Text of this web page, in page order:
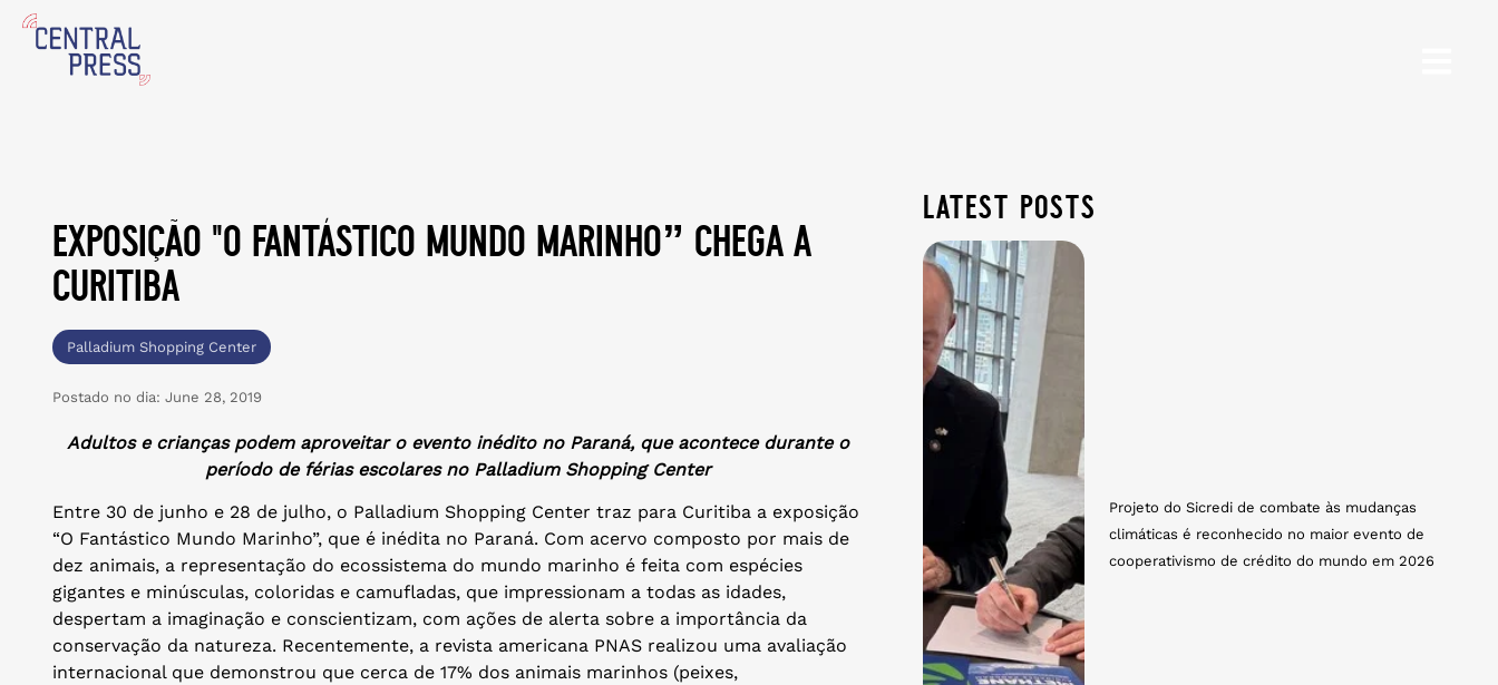
exposição “o fantástico mundo marinho” chega a
curitiba
Palladium Shopping Center
Postado no dia: June 28, 2019
Adultos e crianças podem aproveitar o evento inédito no Paraná, que acontece durante o
período de férias escolares no Palladium Shopping Center
Entre 30 de junho e 28 de julho, o Palladium Shopping Center traz para Curitiba a exposição
“O Fantástico Mundo Marinho”, que é inédita no Paraná. Com acervo composto por mais de
dez animais, a representação do ecossistema do mundo marinho é feita com espécies
gigantes e minúsculas, coloridas e camufladas, que impressionam a todas as idades,
despertam a imaginação e conscientizam, com ações de alerta sobre a importância da
conservação da natureza. Recentemente, a revista americana PNAS realizou uma avaliação
internacional que demonstrou que cerca de 17% dos animais marinhos (peixes,
latest posts
Projeto do Sicredi de combate às mudanças
climáticas é reconhecido no maior evento de
cooperativismo de crédito do mundo em 2026